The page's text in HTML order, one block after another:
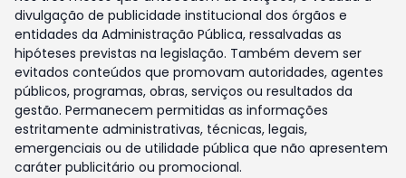
divulgação de publicidade institucional dos órgãos e
entidades da Administração Pública, ressalvadas as
hipóteses previstas na legislação. Também devem ser
evitados conteúdos que promovam autoridades, agentes
públicos, programas, obras, serviços ou resultados da
gestão. Permanecem permitidas as informações
estritamente administrativas, técnicas, legais,
emergenciais ou de utilidade pública que não apresentem
caráter publicitário ou promocional.